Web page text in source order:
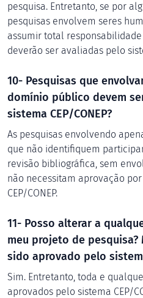
pesquisa. Entretanto, se por
pesquisas envolvem seres
assumir total
deverão ser avaliadas pelo
10- Pesquisas que
domínio público devem
sistema CEP/CONEP?
As pesquisas envolvendo
que não identifiquem
revisão bibliográfica, sem
não necessitam aprovação
CEP/CONEP.
11- Posso alterar a
meu projeto de
sido aprovado pelo
Sim. Entretanto, toda e
aprovados pelo sistema CEP/